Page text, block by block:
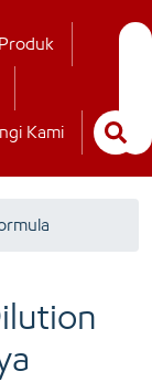
Produk
Kami